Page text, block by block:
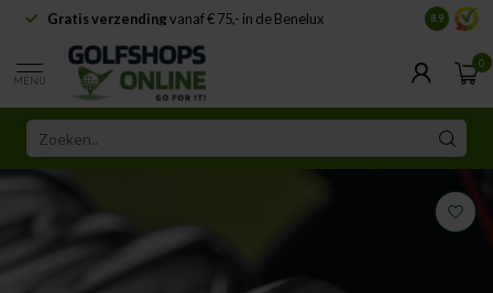
Gratis verzendingvanaf € 75,- in de Benelux 8.9
MENU
0